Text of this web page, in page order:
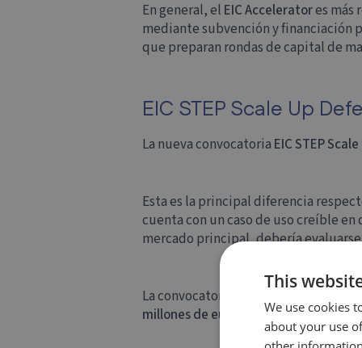
En general, el EIC Acceleratores más
mediante subvención y financiación
que preparan rondas de capital de
EIC STEP Scale Up
La nueva convocatoria EIC STEP
Esta es la principal diferencia
cuenta con un caso de uso creíble en
mercado principal, debería
La convocatoria cuenta con un
millones de euros por empresa. Está
This
We use cookies
about your use